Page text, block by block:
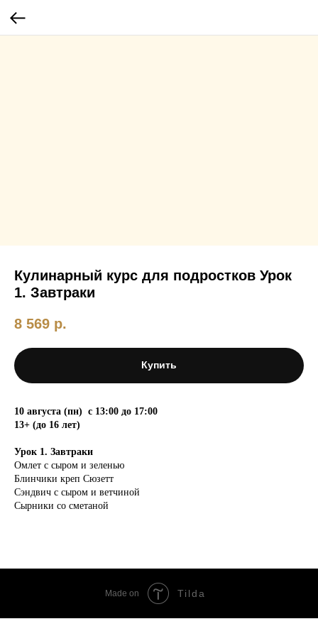
Кулинарный курс для подростков Урок
1. Завтраки
8 569 р.
Купить
10 августа (пн) с 13:00 до 17:00
13+ (до 16 лет)
Урок 1. Завтраки
Омлет с сыром и зеленью
Блинчики креп Сюзетт
Сэндвич с сыром и ветчиной
Сырники со сметаной
Made on Tilda